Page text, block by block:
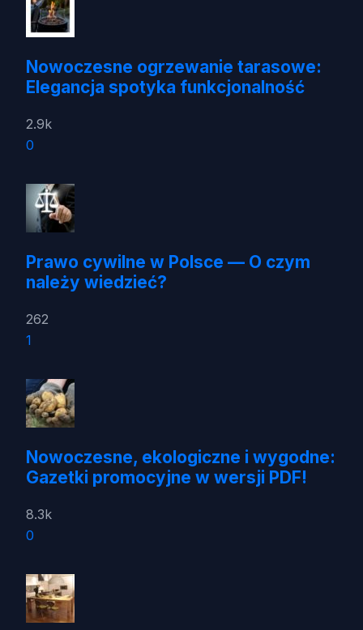
Nowoczesne ogrzewanie tarasowe:
Elegancja spotyka funkcjonalność
2.9k
0
Prawo cywilne w Polsce — O czym
należy wiedzieć?
262
1
Nowoczesne, ekologiczne i wygodne:
Gazetki promocyjne w wersji PDF!
8.3k
0